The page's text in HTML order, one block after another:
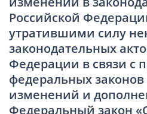
Российской
утратившими силу
законодательных
Федерации в связи с
федеральных
изменений и
Федеральный закон